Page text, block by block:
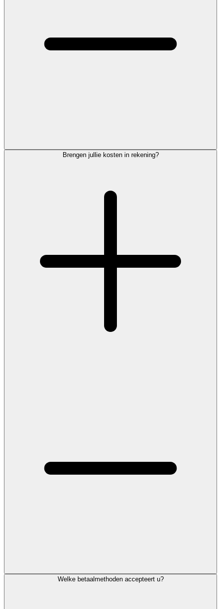
Brengen jullie kosten in rekening?
Welke betaalmethoden accepteert u?